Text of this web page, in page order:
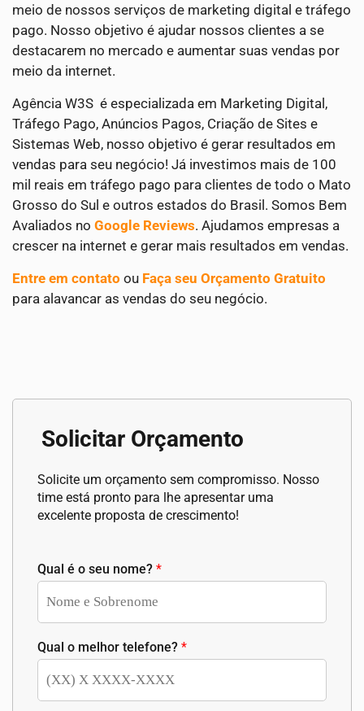
meio de nossos serviços de marketing digital e tráfego
pago. Nosso objetivo é ajudar nossos clientes a se
destacarem no mercado e aumentar suas vendas por
meio da internet.
Agência W3S é especializada em Marketing Digital,
Tráfego Pago, Anúncios Pagos, Criação de Sites e
Sistemas Web, nosso objetivo é gerar resultados em
vendas para seu negócio! Já investimos mais de 100
mil reais em tráfego pago para clientes de todo o Mato
Grosso do Sul e outros estados do Brasil. Somos Bem
Avaliados no Google Reviews. Ajudamos empresas a
crescer na internet e gerar mais resultados em vendas.
Entre em contato ou Faça seu Orçamento Gratuito
para alavancar as vendas do seu negócio.
Solicitar Orçamento
Solicite um orçamento sem compromisso. Nosso
time está pronto para lhe apresentar uma
excelente proposta de crescimento!
Qual é o seu nome? *
Qual o melhor telefone? *